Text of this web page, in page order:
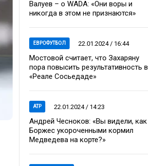
Валуев – о WADA: «Они воры и
никогда в этом не признаются»
ЕВРОФУТБОЛ 22.01.2024 / 16:44
Мостовой считает, что Захаряну
пора повысить результативность в
«Реале Сосьедаде»
ATP 22.01.2024 / 14:23
Андрей Чесноков: «Вы видели, как
Боржес укороченными кормил
Медведева на корте?»